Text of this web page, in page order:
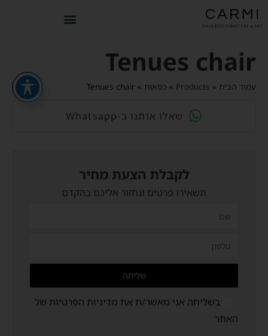
Tenues chair
עמוד הבית »
Products
» כסאות »
Tenues chair
Whatsapp-שאלו אותנו ב
לקבלת הצעת מחיר
תשאירו פרטים ונחזור אליכם בהקדם
בשליחה אני מאשר/ת את מדיניות הפרטיות של
האתר
שליחה